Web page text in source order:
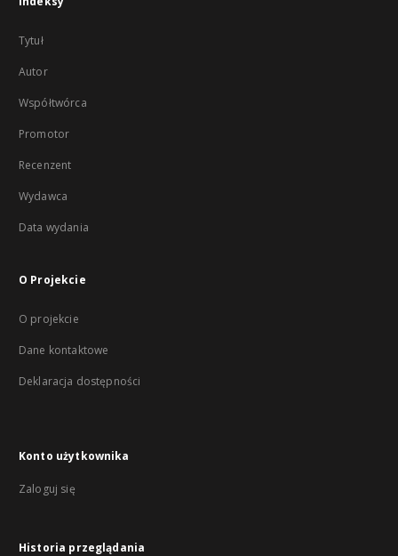
Tytuł
Autor
Współtwórca
Promotor
Recenzent
Wydawca
Data wydania
O Projekcie
O projekcie
Dane kontaktowe
Deklaracja dostępności
Konto użytkownika
Zaloguj się
Historia przeglądania